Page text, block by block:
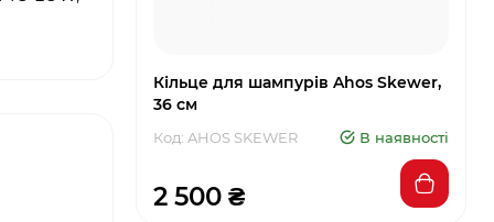
Кільце для шампурів Ahos Skewer,
36 см
Код: AHOS SKEWER В наявності
2 500 ₴